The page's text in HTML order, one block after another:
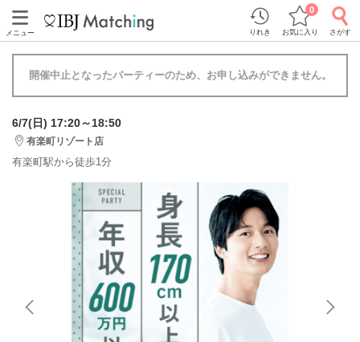
メニュー りれき お気に入り
0
さがす
開催中止となったパーティーのため、お申し込みができません。
6/7(日) 17:20～18:50
有楽町リゾート店
有楽町駅から徒歩1分